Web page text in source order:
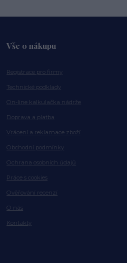
Vše o nákupu
Registrace pro firmy
Technické podklady
On-line kalkulačka nádrže
Doprava a platba
Vrácení a reklamace zboží
Obchodní podmínky
Ochrana osobních údajů
Práce s cookies
Ověřování recenzí
O nás
Kontakty